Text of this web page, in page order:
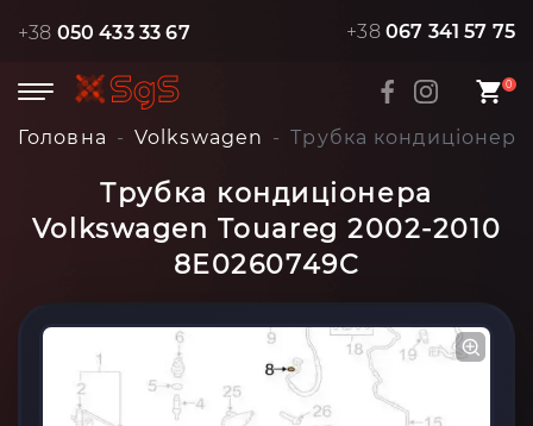
+38 050 433 33 67 +38 067 341 57 75
0
Головна Volkswagen Трубка
Трубка кондиціонера
Volkswagen Touareg 2002-2010
8E0260749C